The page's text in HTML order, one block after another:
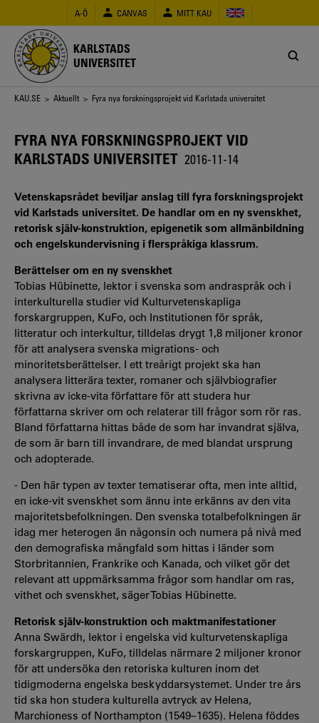
huvudinnehåll
A-Ö CANVAS MITT KAU
KARLSTADS
UNIVERSITET
Länkstig
KAU.SE > Aktuellt > Fyra nya forskningsprojekt vid Karlstads universitet
FYRA NYA FORSKNINGSPROJEKT VID
KARLSTADS UNIVERSITET 2016-11-14
Vetenskapsrådet beviljar anslag till fyra forskningsprojekt
vid Karlstads universitet. De handlar om en ny svenskhet,
retorisk själv-konstruktion, epigenetik som allmänbildning
och engelskundervisning i flerspråkiga klassrum.
Berättelser om en ny svenskhet
Tobias Hübinette, lektor i svenska som andraspråk och i
interkulturella studier vid Kulturvetenskapliga
forskargruppen, KuFo, och Institutionen för språk,
litteratur och interkultur, tilldelas drygt 1,8 miljoner kronor
för att analysera svenska migrations- och
minoritetsberättelser. I ett treårigt projekt ska han
analysera litterära texter, romaner och självbiografier
skrivna av icke-vita författare för att studera hur
författarna skriver om och relaterar till frågor som rör ras.
Bland författarna hittas både de som har invandrat själva,
de som är barn till invandrare, de med blandat ursprung
och adopterade.
- Den här typen av texter tematiserar ofta, men inte alltid,
en icke-vit svenskhet som ännu inte erkänns av den vita
majoritetsbefolkningen. Den svenska totalbefolkningen är
idag mer heterogen än någonsin och numera på nivå med
den demografiska mångfald som hittas i länder som
Storbritannien, Frankrike och Kanada, och vilket gör det
relevant att uppmärksamma frågor som handlar om ras,
vithet och svenskhet, säger Tobias Hübinette.
Retorisk själv-konstruktion och maktmanifestationer
Anna Swärdh, lektor i engelska vid kulturvetenskapliga
forskargruppen, KuFo, tilldelas närmare 2 miljoner kronor
för att undersöka den retoriska kulturen inom det
tidigmoderna engelska beskyddarsystemet. Under tre års
tid ska hon studera kulturella avtryck av Helena,
Marchioness of Northampton (1549–1635). Helena föddes